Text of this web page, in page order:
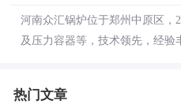
河南众汇锅炉位于郑州中原区，
及压力容器等，技术领先，经验
热门文章